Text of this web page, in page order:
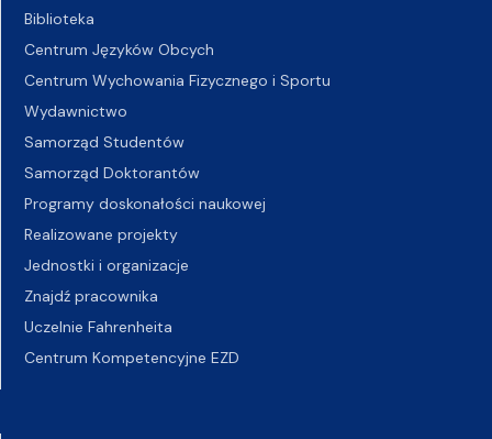
Biblioteka
Centrum Języków Obcych
Centrum Wychowania Fizycznego i Sportu
Wydawnictwo
Samorząd Studentów
Samorząd Doktorantów
Programy doskonałości naukowej
Realizowane projekty
Jednostki i organizacje
Znajdź pracownika
Uczelnie Fahrenheita
Centrum Kompetencyjne EZD